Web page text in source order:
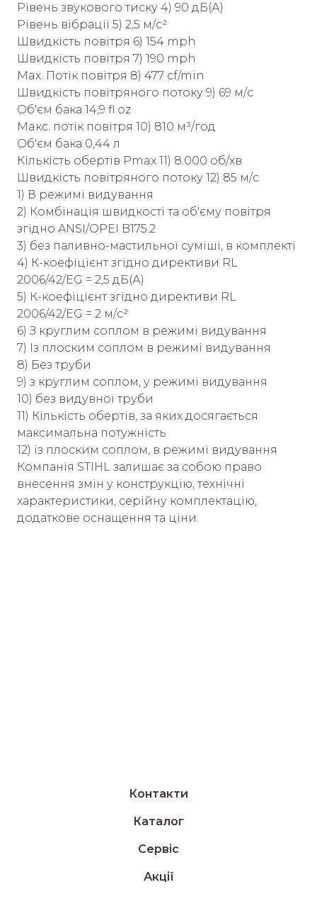
Рівень звукового тиску 4) 90 дБ(А)
Рівень вібрації 5) 2,5 м/с²
Швидкість повітря 6) 154 mph
Швидкість повітря 7) 190 mph
Max. Потік повітря 8) 477 cf/min
Швидкість повітряного потоку 9) 69 м/с
Об'єм бака 14,9 fl oz
Maкс. потік повітря 10) 810 м³/год
Об'єм бака 0,44 л
Кількість обертів Pmax 11) 8.000 об/хв
Швидкість повітряного потоку 12) 85 м/с
1) В режимі видування
2) Комбінація швидкості та об'єму повітря
згідно ANSI/OPEI B175.2
3) без паливно-мастильної суміші, в комплекті
4) К-коефіцієнт згідно директиви RL
2006/42/EG = 2,5 дБ(А)
5) К-коефіцієнт згідно директиви RL
2006/42/EG = 2 м/с²
6) З круглим соплом в режимі видування
7) Із плоским соплом в режимі видування
8) Без труби
9) з круглим соплом, у режимі видування
10) без видувної труби
11) Кількість обертів, за яких досягається
максимальна потужність
12) із плоским соплом, в режимі видування
Компанія STIHL залишає за собою право
внесення змін у конструкцію, технічні
характеристики, серійну комплектацію,
додаткове оснащення та ціни.
Контакти
Каталог
Сервіс
Акції